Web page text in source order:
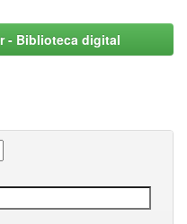
- Biblioteca digital